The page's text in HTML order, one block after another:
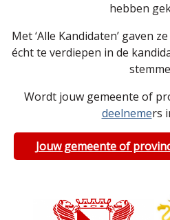
hebben
Met ‘Alle Kandidaten’ gaven
écht te verdiepen in de
Wordt jouw gemeente of
deelnemers
Jouw gemeente of